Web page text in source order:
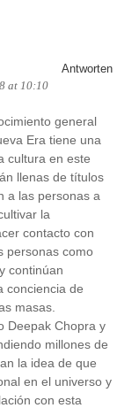
at 10:10
Antworten
general
Era tiene una
cultura en este
llenas de títulos
a las personas a
la
contacto con
personas como
continúan
conciencia de
masas.
Deepak Chopra y
millones de
la idea de que
en el universo y
con esta